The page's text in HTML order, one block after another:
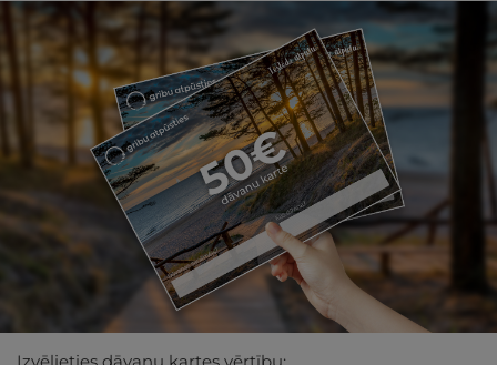
Izvēlieties dāvanu kartes vērtību: